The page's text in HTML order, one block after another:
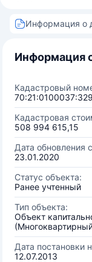
Информация о
Информация
Кадастровый
Кадастровая
508 994 615,15
Дата обновления
23.01.2020
Статус объекта:
Ранее учтенный
Тип объекта:
Объект
Дата постановки
12.07.2013